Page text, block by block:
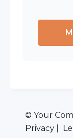
© Your
Privacy |